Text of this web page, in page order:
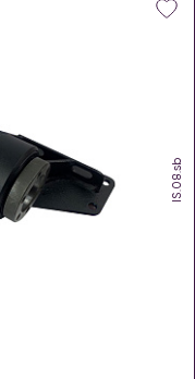
IS.08.sb